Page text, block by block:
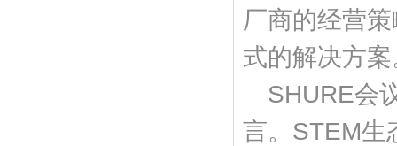
厂商的经营
式的解决方
SHURE会
言。STEM生